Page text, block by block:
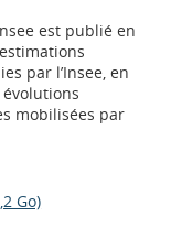
est publié en
par l’Insee, en
mobilisées par
Go)